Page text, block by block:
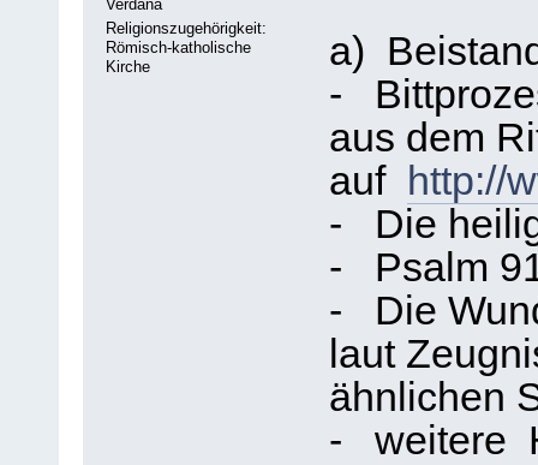
Verdana
Religionszugehörigkeit:
Römisch-katholische
Kirche
a)
-
aus dem
auf http://
- Die
- Psalm
- Die
laut
ähnlichen
- weitere